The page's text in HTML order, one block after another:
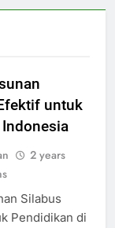
untuk
2 years
Silabus
Pendidikan di